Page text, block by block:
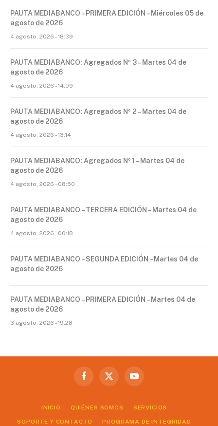
PAUTA MEDIABANCO – PRIMERA EDICIÓN – Miércoles 05 de
agosto de 2026
4 agosto, 2026 - 18:39
PAUTA MEDIABANCO: Agregados Nº 3 – Martes 04 de
agosto de 2026
4 agosto, 2026 - 14:09
PAUTA MEDIABANCO: Agregados Nº 2 – Martes 04 de
agosto de 2026
4 agosto, 2026 - 13:14
PAUTA MEDIABANCO: Agregados Nº 1 – Martes 04 de
agosto de 2026
4 agosto, 2026 - 08:50
PAUTA MEDIABANCO – TERCERA EDICIÓN – Martes 04 de
agosto de 2026
4 agosto, 2026 - 00:18
PAUTA MEDIABANCO – SEGUNDA EDICIÓN – Martes 04 de
agosto de 2026
PAUTA MEDIABANCO – PRIMERA EDICIÓN – Martes 04 de
agosto de 2026
3 agosto, 2026 - 19:28
Facebook
X
YouTube
INICIO QUIÉNES SOMOS SERVICIOS
SOPORTE Y CONTACTO PROGRAMA DE INTEGRIDAD